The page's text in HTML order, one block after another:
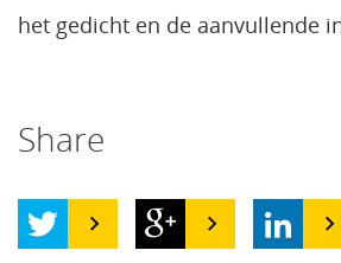
het gedicht en de aanvullende
Share